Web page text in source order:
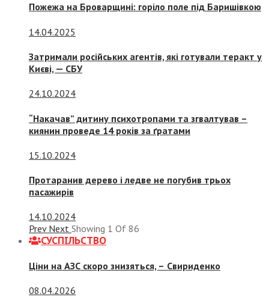
Пожежа на Броварщині: горіло поле під Баришівкою
14.04.2025
Затримали російських агентів, які готували теракт у
Києві, — СБУ
24.10.2024
“Накачав” дитину психотропами та згвалтував –
киянин проведе 14 років за ґратами
15.10.2024
Протаранив дерево і ледве не погубив трьох
пасажирів
14.10.2024
Prev Next Showing 1 Of 86
СУСПIЛЬСТВО
Ціни на АЗС скоро знизяться, – Свириденко
08.04.2026